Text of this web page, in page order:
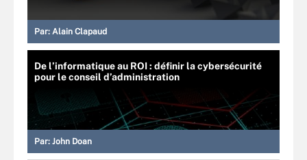
Par: Alain Clapaud
De l’informatique au ROI : définir la cybersécurité
pour le conseil d’administration
Par: John Doan